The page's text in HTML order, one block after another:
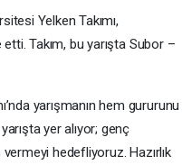
Yelken Takımı,
Takım, bu yarışta Subor –
yarışmanın hem gururunu
yer alıyor; genç
hedefliyoruz. Hazırlık